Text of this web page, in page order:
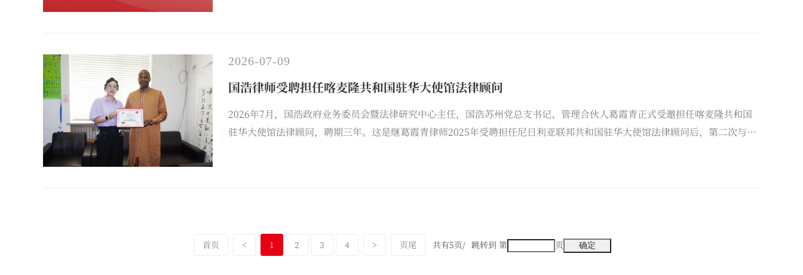
2026-07-09
国浩律师受聘担任喀麦隆共和国驻华大使馆法律顾问
2026年7月，国浩政府业务委员会暨法律研究中心主任，国浩苏州党总支书记、管理合伙人葛霞青正式受邀担任喀麦隆共和国
驻华大使馆法律顾问，聘期三年。这是继葛霞青律师2025年受聘担任尼日利亚联邦共和国驻华大使馆法律顾问后，第二次与非
首页 < 1 2 3 4 > 页尾 共有5页/ 跳转到 第 页